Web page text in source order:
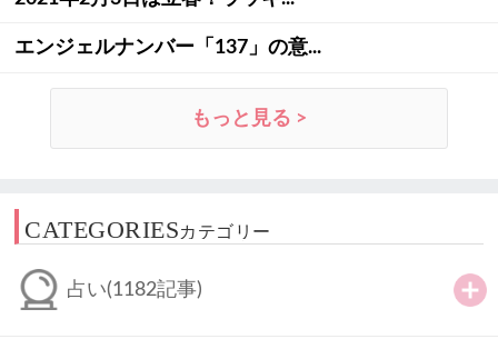
エンジェルナンバー「137」の意...
もっと見る >
CATEGORIESカテゴリー
占い(1182記事)